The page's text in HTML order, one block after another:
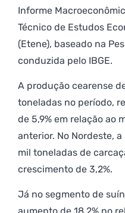
Informe
Técnico de Estudos
(Etene), baseado na
conduzida pelo IBGE.
A produção cearense
toneladas no período,
de 5,9% em relação ao
anterior. No Nordeste,
mil toneladas de
crescimento de 3,2%.
Já no segmento de